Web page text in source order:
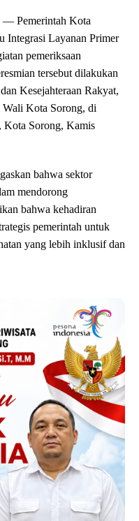
— Pemerintah Kota
Integrasi Layanan Primer
pemeriksaan
tersebut dilakukan
Kesejahteraan Rakyat,
Wali Kota Sorong, di
Sorong, Kamis
bahwa sektor
mendorong
bahwa kehadiran
pemerintah untuk
yang lebih inklusif dan